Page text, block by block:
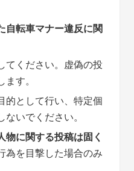
自転車マナー違反に関
てください。虚偽の投
す。
的として行い、特定個
いでください。
物に関する投稿は固く
為を目撃した場合のみ